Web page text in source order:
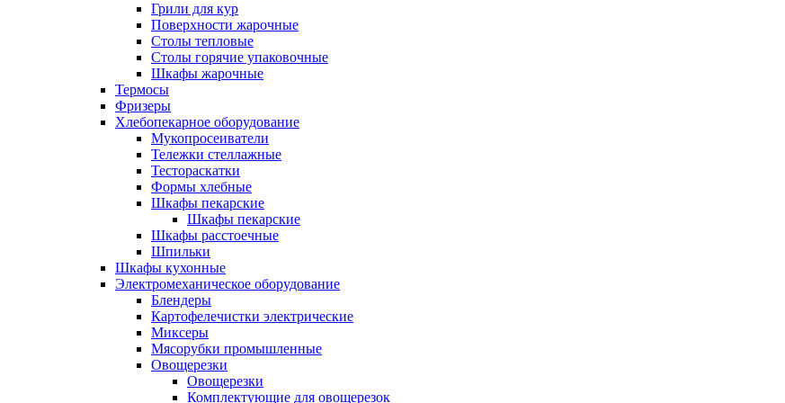
Грили для кур
Поверхности жарочные
Столы тепловые
Столы горячие упаковочные
Шкафы жарочные
Термосы
Фризеры
Хлебопекарное оборудование
Мукопросеиватели
Тележки стеллажные
Тестораскатки
Формы хлебные
Шкафы пекарские
Шкафы пекарские
Шкафы расстоечные
Шпильки
Шкафы кухонные
Электромеханическое оборудование
Блендеры
Картофелечистки электрические
Миксеры
Мясорубки промышленные
Овощерезки
Овощерезки
Комплектующие для овощерезок